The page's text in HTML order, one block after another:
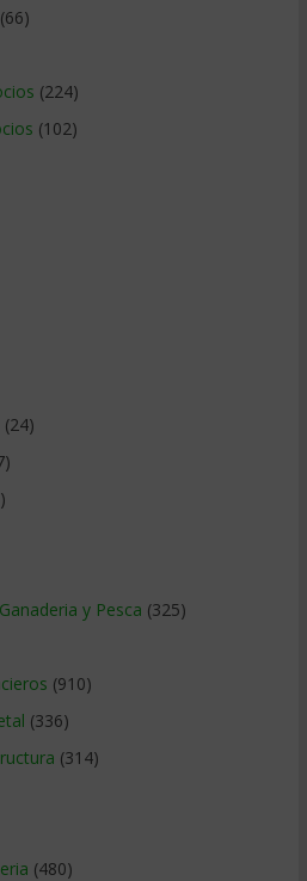
(66)
(224)
(102)
(24)
y Pesca (325)
(910)
(336)
(314)
(480)